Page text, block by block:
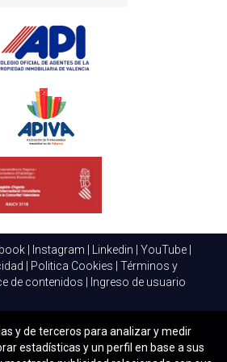
evolución. Invierte en construir
cómo tu carrera se expande hacia
clave del éxito está a tu alcance;
dispuesto a dar el primer paso y
que se presenten ante ti.
| Instagram Linkedin YouTube|
Politica Cookies
Términos y
de contenidos Ingreso de usuario
y de terceros para analizar y medir
estadísticas y un perfil en base a sus